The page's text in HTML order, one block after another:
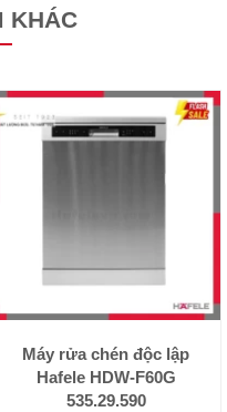
KHÁC
Máy rửa chén độc lập
Hafele HDW-F60G
535.29.590